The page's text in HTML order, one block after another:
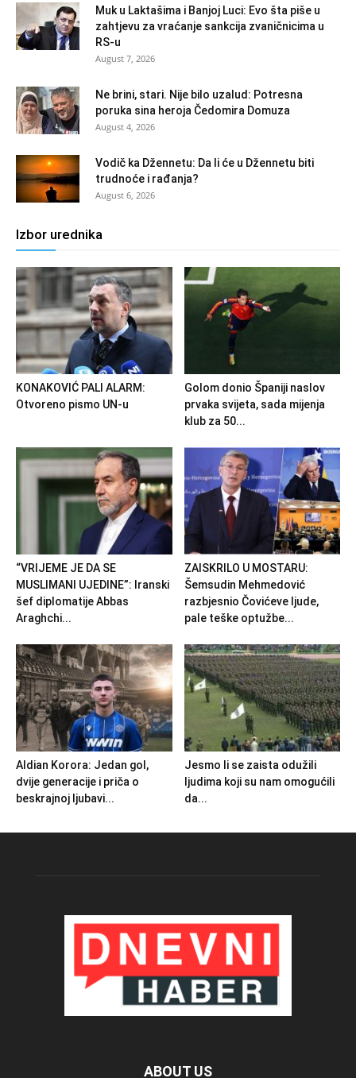
Muk u Laktašima i Banjoj Luci: Evo šta piše u
zahtjevu za vraćanje sankcija zvaničnicima u
RS-u
August 7, 2026
Ne brini, stari. Nije bilo uzalud: Potresna
poruka sina heroja Čedomira Domuza
August 4, 2026
Vodič ka Džennetu: Da li će u Džennetu biti
trudnoće i rađanja?
August 6, 2026
Izbor urednika
KONAKOVIĆ PALI ALARM:
Otvoreno pismo UN-u
Golom donio Španiji naslov
prvaka svijeta, sada mijenja
klub za 50...
“VRIJEME JE DA SE
MUSLIMANI UJEDINE”: Iranski
šef diplomatije Abbas
Araghchi...
ZAISKRILO U MOSTARU:
Šemsudin Mehmedović
razbjesnio Čovićeve ljude,
pale teške optužbe...
Aldian Korora: Jedan gol,
dvije generacije i priča o
beskrajnoj ljubavi...
Jesmo li se zaista odužili
ljudima koji su nam omogućili
da...
ABOUT US